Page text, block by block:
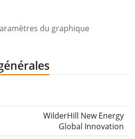
du graphique
WilderHill New Energy
Global Innovation